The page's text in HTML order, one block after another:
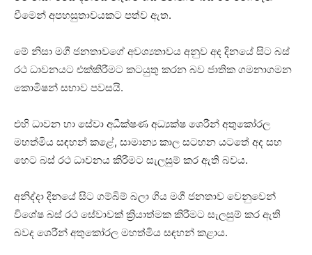
වීමෙන් අපහසුතාවයකට පත්ව ඇත.
මේ නිසා මගී ජනතාවගේ අවශ්‍යතාවය අනුව අද දිනයේ සිට බස්
රථ ධාවනයට එක්කිරීමට කටයුතු කරන බව ජාතික ගමනාගමන
කොමිෂන් සභාව පවසයි.
එහි ධාවන හා සේවා අධීක්ෂණ අධ්‍යක්ෂ ශෙරීන් අතුකෝරල
මහත්මිය සඳහන් කළේ, සාමාන්‍ය කාල සටහන යටතේ අද සහ
හෙට බස් රථ ධාවනය කිරීමට සැලසුම් කර ඇති බවය.
අනිද්දා දිනයේ සිට ගම්බිම් බලා ගිය මගී ජනතාව වෙනුවෙන්
විශේෂ බස් රථ සේවාවක් ක්‍රියාත්මක කිරීමට සැලසුම් කර ඇති
බවද ශෙරීන් අතුකෝරල මහත්මිය සඳහන් කළාය.